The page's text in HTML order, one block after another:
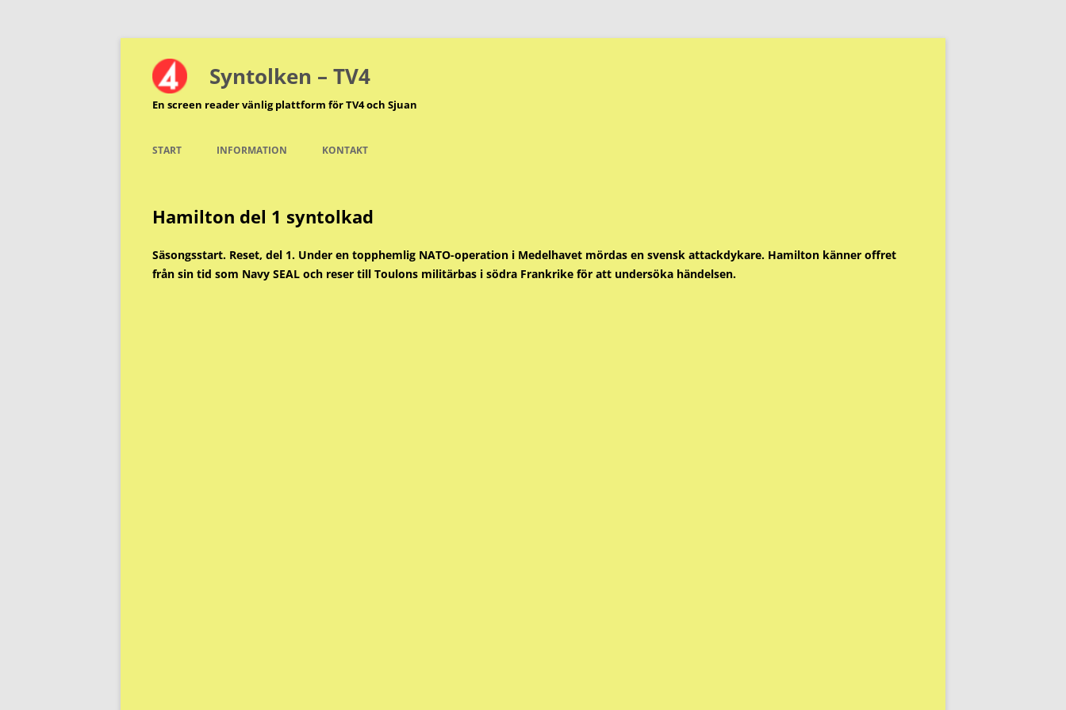
Hoppa
innehåll Syntolken – TV4
En screen reader vänlig plattform för TV4 och Sjuan
START INFORMATION KONTAKT
Hamilton del 1 syntolkad
Säsongsstart. Reset, del 1. Under en topphemlig NATO-operation i Medelhavet mördas en svensk attackdykare. Hamilton känner offret
från sin tid som Navy SEAL och reser till Toulons militärbas i södra Frankrike för att undersöka händelsen.